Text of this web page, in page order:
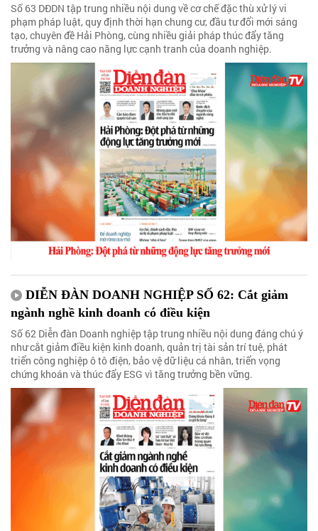
Số 63 DĐDN tập trung nhiều nội dung về cơ chế đặc thù xử lý vi
phạm pháp luật, quy định thời hạn chung cư, đầu tư đổi mới sáng
tạo, chuyên đề Hải Phòng, cùng nhiều giải pháp thúc đẩy tăng
trưởng và nâng cao năng lực cạnh tranh của doanh nghiệp.
DIỄN ĐÀN DOANH NGHIỆP SỐ 62: Cắt giảm
ngành nghề kinh doanh có điều kiện
Số 62 Diễn đàn Doanh nghiệp tập trung nhiều nội dung đáng chú ý
như cắt giảm điều kiện kinh doanh, quản trị tài sản trí tuệ, phát
triển công nghiệp ô tô điện, bảo vệ dữ liệu cá nhân, triển vọng
chứng khoán và thúc đẩy ESG vì tăng trưởng bền vững.